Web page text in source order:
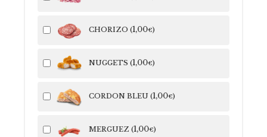
CHORIZO (1 ,00€)
NUGGETS (1 ,00€)
CORDON BLEU (1 ,00€)
MERGUEZ (1 ,00€)